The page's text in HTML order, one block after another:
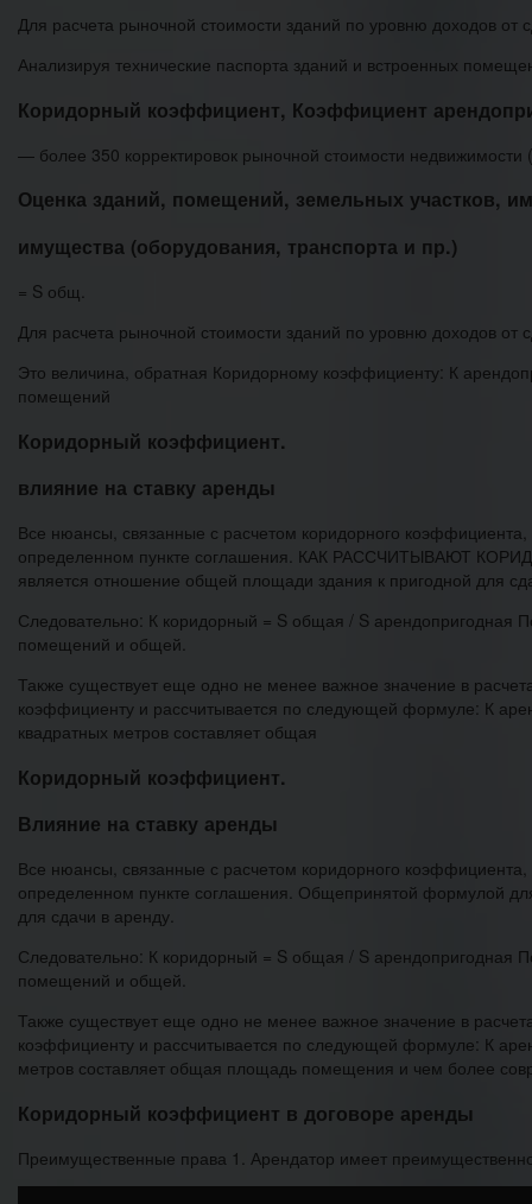
Для расчета рыночной стоимости зданий по уровню доходов
Анализируя технические паспорта зданий и встроенных
Коридорный коэффициент, Коэффициент
— более 350 корректировок рыночной стоимости
Оценка зданий, помещений, земельных участков,
имущества (оборудования, транспорта и пр.)
= S общ.
Для расчета рыночной стоимости зданий по уровню доходов
Это величина, обратная Коридорному коэффициенту: К
помещений
Коридорный коэффициент.
влияние на ставку аренды
Все нюансы, связанные с расчетом коридорного
определенном пункте соглашения. КАК РАССЧИТЫВАЮТ
является отношение общей площади здания к пригодной для
Следовательно: К коридорный = S общая / S арендопригодная
помещений и общей.
Также существует еще одно не менее важное значение в
коэффициенту и рассчитывается по следующей формуле: К
квадратных метров составляет общая
Коридорный коэффициент.
Влияние на ставку аренды
Все нюансы, связанные с расчетом коридорного
определенном пункте соглашения. Общепринятой формулой
для сдачи в аренду.
Следовательно: К коридорный = S общая / S арендопригодная
помещений и общей.
Также существует еще одно не менее важное значение в
коэффициенту и рассчитывается по следующей формуле: К
метров составляет общая площадь помещения и чем более
Коридорный коэффициент в договоре аренды
Преимущественные права 1. Арендатор имеет